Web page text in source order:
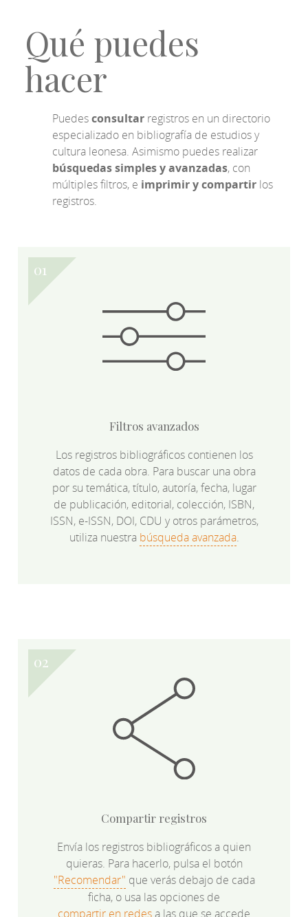
Qué puedes
hacer
Puedesconsultar registros en un directorio
especializado en bibliografía de estudios y
cultura leonesa. Asimismo puedes realizar
búsquedas simples y avanzadas, con
múltiples filtros, e imprimir y compartir los
registros.
Filtros avanzados
Los registros bibliográficos contienen los
datos de cada obra. Para buscar una obra
por su temática, título, autoría, fecha, lugar
de publicación, editorial, colección, ISBN,
ISSN, e-ISSN, DOI, CDU y otros parámetros,
utiliza nuestra búsqueda avanzada.
Compartir registros
Envía los registros bibliográficos a quien
quieras. Para hacerlo, pulsa el botón
"Recomendar" que verás debajo de cada
ficha, o usa las opciones de
compartir en redesa las que se accede